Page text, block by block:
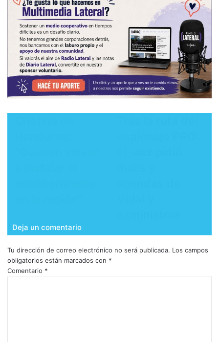
Deja un comentario
Tu dirección de correo electrónico no será publicada. Los campos
obligatorios están marcados con *
Comentario *